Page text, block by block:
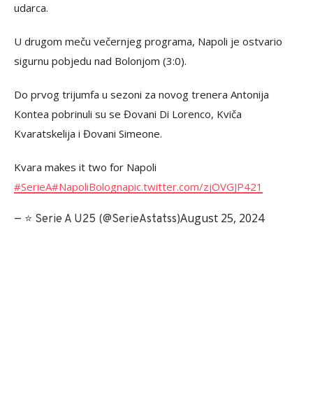
udarca.
U drugom meču večernjeg programa, Napoli je ostvario
sigurnu pobjedu nad Bolonjom (3:0).
Do prvog trijumfa u sezoni za novog trenera Antonija
Kontea pobrinuli su se Đovani Di Lorenco, Kviča
Kvaratskelija i Đovani Simeone.
Kvara makes it two for Napoli
#SerieA#NapoliBolognapic.twitter.com/zjOVGJP421
— ⭐️ Serie A U25 (@SerieAstatss)August 25, 2024